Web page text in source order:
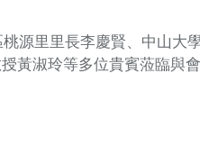
源里里長李慶賢、中山大
黃淑玲等多位貴賓蒞臨與